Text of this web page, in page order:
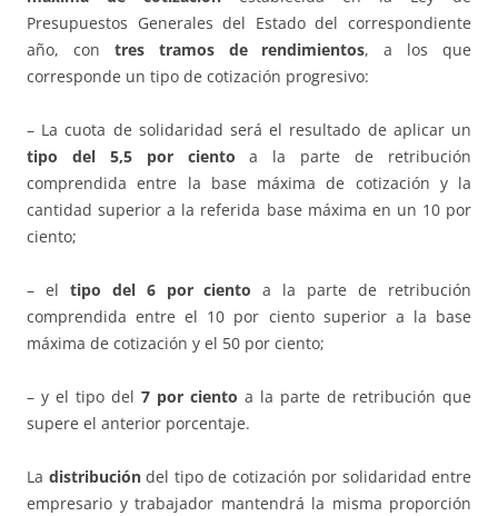
Presupuestos Generales del Estado del correspondiente
año, con tres tramos de rendimientos, a los que
corresponde un tipo de cotización progresivo:
– La cuota de solidaridad será el resultado de aplicar un
tipo del 5,5 por ciento a la parte de retribución
comprendida entre la base máxima de cotización y la
cantidad superior a la referida base máxima en un 10 por
ciento;
– el tipo del 6 por ciento a la parte de retribución
comprendida entre el 10 por ciento superior a la base
máxima de cotización y el 50 por ciento;
– y el tipo del 7 por ciento a la parte de retribución que
supere el anterior porcentaje.
La distribucióndel tipo de cotización por solidaridad entre
empresario y trabajador mantendrá la misma proporción